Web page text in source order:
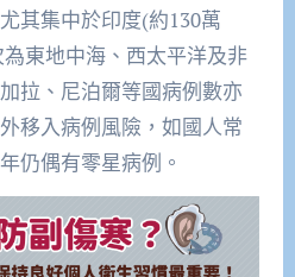
其集中於印度(約130萬
東地中海、西太平洋及非
拉、尼泊爾等國病例數亦
移入病例風險，如國人常
仍偶有零星病例。